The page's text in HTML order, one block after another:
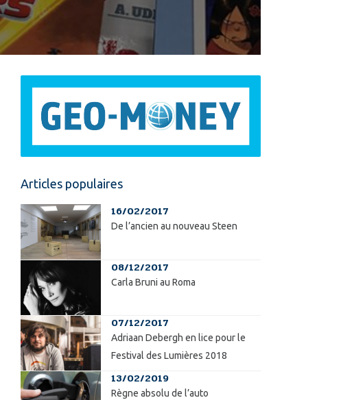
Articles populaires
16/02/2017
De l’ancien au nouveau Steen
08/12/2017
Carla Bruni au Roma
07/12/2017
Adriaan Debergh en lice pour le
Festival des Lumières 2018
13/02/2019
Règne absolu de l’auto